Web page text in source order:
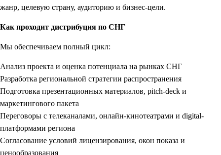
жанр, целевую страну, аудиторию и бизнес-цели.
Как проходит дистрибуция по СНГ
Мы обеспечиваем полный цикл:
Анализ проекта и оценка потенциала на рынках СНГ
Разработка региональной стратегии распространения
Подготовка презентационных материалов, pitch-deck и
маркетингового пакета
Переговоры с телеканалами, онлайн-кинотеатрами и digital-
платформами региона
Согласование условий лицензирования, окон показа и
ценообразования